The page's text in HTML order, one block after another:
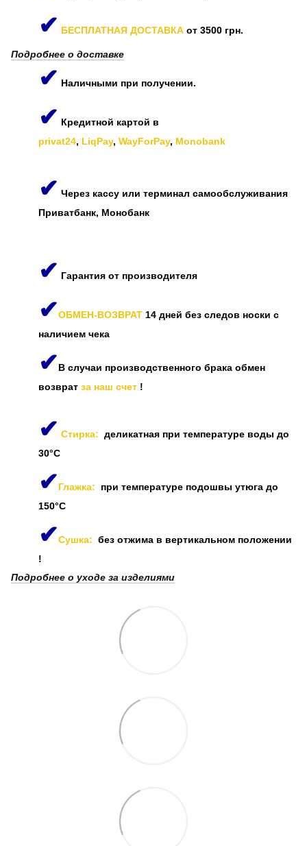
✔ БЕСПЛАТНАЯ ДОСТАВКА от 3500 грн.
Подробнее о доставке
✔ Наличными при получении.
✔ Кредитной картой в
privat24, LiqPay, WayForPay, Monobank
✔ Через кассу или терминал самообслуживания
Приватбанк, Монобанк
✔ Гарантия от производителя
✔ОБМЕН-ВОЗВРАТ 14 дней без следов носки с
наличием чека
✔В случаи производственного брака обмен
возврат за наш счет !
✔ Стирка: деликатная при температуре воды до
30°C
✔Глажка: при температуре подошвы утюга до
150°C
✔Сушка: без отжима в вертикальном положении
!
Подробнее о уходе за изделиями